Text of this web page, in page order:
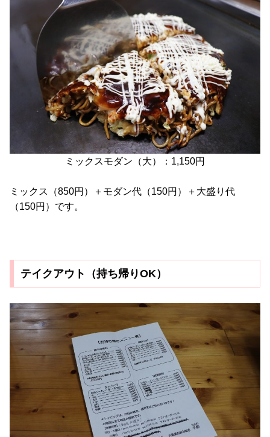
ミックスモダン（大）：1,150円
ミックス（850円）＋モダン代（150円）＋大盛り代
（150円）です。
テイクアウト（持ち帰りOK）